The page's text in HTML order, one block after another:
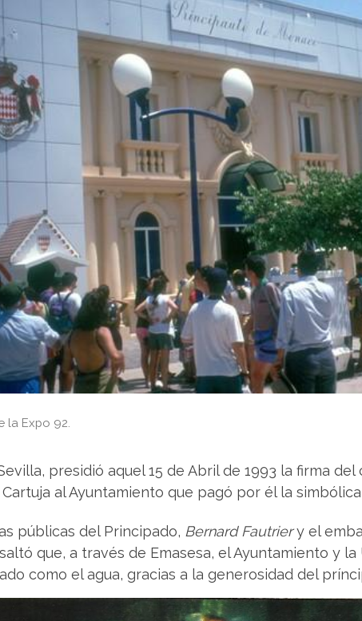
la Expo 92.
presidió aquel 15 de Abril de 1993 la firma
al Ayuntamiento que pagó por él la
públicas del Principado, Bernard Fautriery el
que, a través de Emasesa, el Ayuntamiento y
como el agua, gracias a la generosidad del